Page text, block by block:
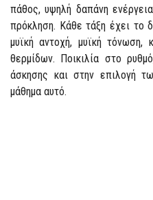
πάθος, υψηλή δαπάνη
πρόκληση. Κάθε τάξη έχει το
μυϊκή αντοχή, μυϊκή τόνωση,
θερμίδων. Ποικιλία στο
άσκησης και στην επιλογή
μάθημα αυτό.